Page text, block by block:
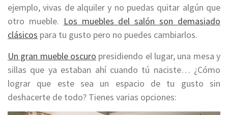
ejemplo, vivas de alquiler y no puedas quitar algún que
otro mueble. Los muebles del salón son demasiado
clásicos para tu gusto pero no puedes cambiarlos.
Un gran mueble oscuro presidiendo el lugar, una mesa y
sillas que ya estaban ahí cuando tú naciste… ¿Cómo
lograr que este sea un espacio de tu gusto sin
deshacerte de todo? Tienes varias opciones: